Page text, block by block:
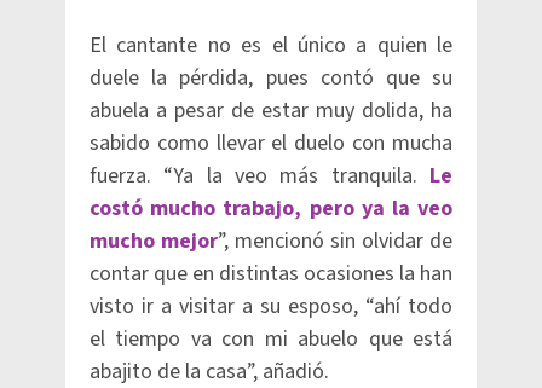
El cantante no es el único a quien le
duele la pérdida, pues contó que su
abuela a pesar de estar muy dolida, ha
sabido como llevar el duelo con mucha
fuerza. “Ya la veo más tranquila. Le
costó mucho trabajo, pero ya la veo
mucho mejor”, mencionó sin olvidar de
contar que en distintas ocasiones la han
visto ir a visitar a su esposo, “ahí todo
el tiempo va con mi abuelo que está
abajito de la casa”, añadió.